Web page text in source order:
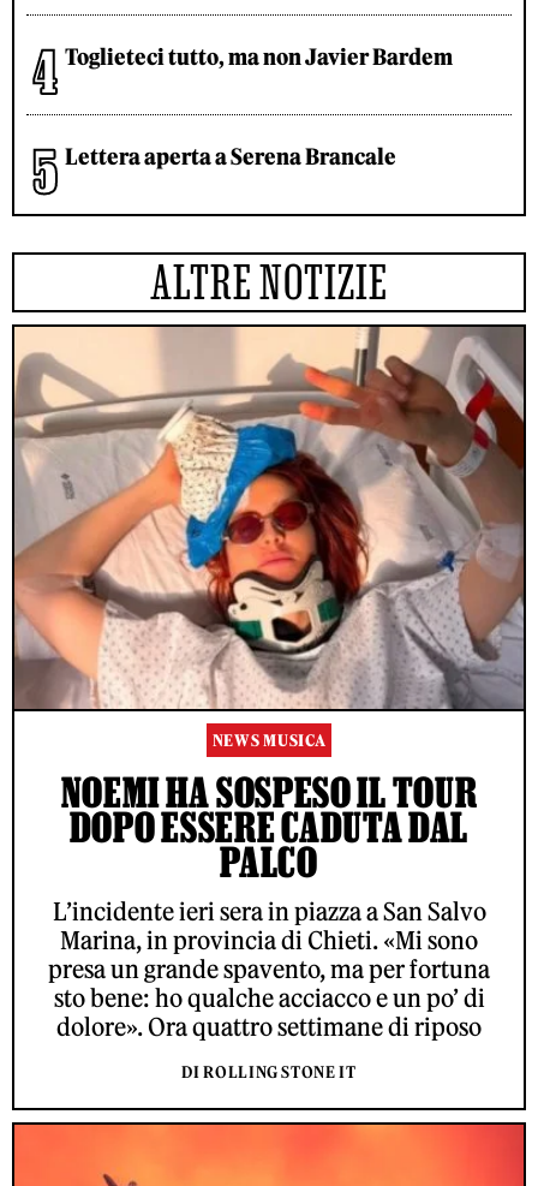
Toglieteci tutto, ma non Javier Bardem
Lettera aperta a Serena Brancale
ALTRE NOTIZIE
NEWS MUSICA
NOEMI HA SOSPESO IL TOUR
DOPO ESSERE CADUTA DAL
PALCO
L’incidente ieri sera in piazza a San Salvo
Marina, in provincia di Chieti. «Mi sono
presa un grande spavento, ma per fortuna
sto bene: ho qualche acciacco e un po’ di
dolore». Ora quattro settimane di riposo
DI ROLLING STONE IT